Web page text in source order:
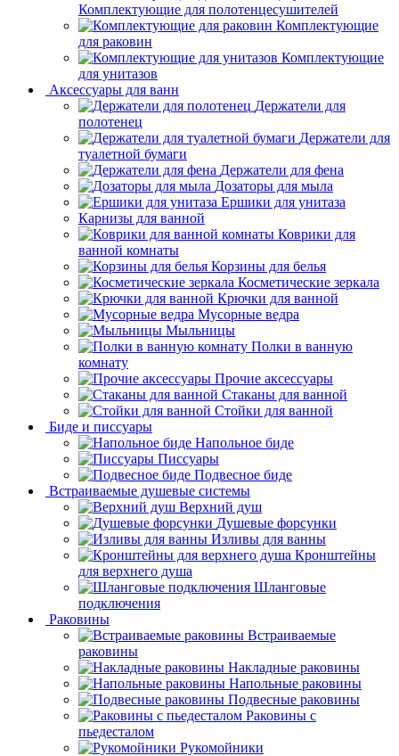
Комплектующие для полотенцесушителей
Комплектующие
для раковин
Комплектующие
для унитазов
Аксессуары для ванн
Держатели для
полотенец
Держатели для
туалетной бумаги
Держатели для фена
Дозаторы для мыла
Ершики для унитаза
Карнизы для ванной
Коврики для
ванной комнаты
Корзины для белья
Косметические зеркала
Крючки для ванной
Мусорные ведра
Мыльницы
Полки в ванную
комнату
Прочие аксессуары
Стаканы для ванной
Стойки для ванной
Биде и писсуары
Напольное биде
Писсуары
Подвесное биде
Встраиваемые душевые системы
Верхний душ
Душевые форсунки
Изливы для ванны
Кронштейны
для верхнего душа
Шланговые
подключения
Раковины
Встраиваемые
раковины
Накладные раковины
Напольные раковины
Подвесные раковины
Раковины с
пьедесталом
Рукомойники